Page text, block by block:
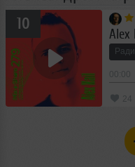
10
24